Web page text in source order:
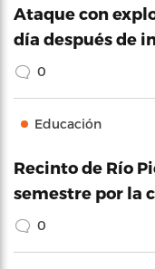
Ataque con
día después de
0
Educación
Recinto de Río
semestre por la
0